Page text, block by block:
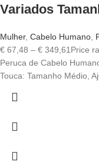
Variados
Mulher, Cabelo Humano,
€ 67,48 – € 349,61Price
Peruca de Cabelo
Touca: Tamanho Médio,